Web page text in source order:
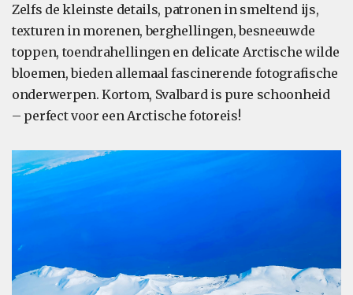
Zelfs de kleinste details, patronen in smeltend ijs,
texturen in morenen, berghellingen, besneeuwde
toppen, toendrahellingen en delicate Arctische wilde
bloemen, bieden allemaal fascinerende fotografische
onderwerpen. Kortom, Svalbard is pure schoonheid
– perfect voor een Arctische fotoreis!